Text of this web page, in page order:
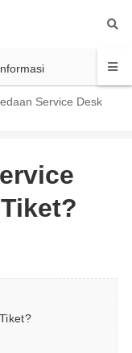
Service Desk